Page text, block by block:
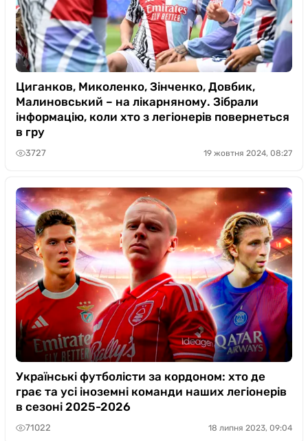
Циганков, Миколенко, Зінченко, Довбик,
Малиновський – на лікарняному. Зібрали
інформацію, коли хто з легіонерів повернеться
в гру
3727 19 жовтня 2024, 08:27
Українські футболісти за кордоном: хто де
грає та усі іноземні команди наших легіонерів
в сезоні 2025-2026
71022 18 липня 2023, 09:04